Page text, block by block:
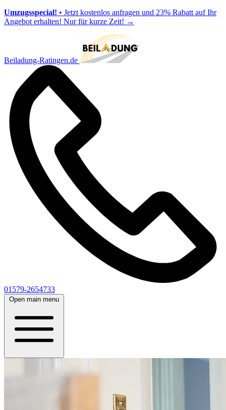
Umzugsspecial! • Jetzt kostenlos anfragen und 23% Rabatt auf Ihr
Angebot erhalten! Nur für kurze Zeit! →
Beiladung-Ratingen.de
01579-2654733
Open main menu